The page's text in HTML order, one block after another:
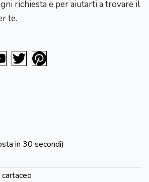
richiesta e per aiutarti a trovare il
te.
in 30 secondi)